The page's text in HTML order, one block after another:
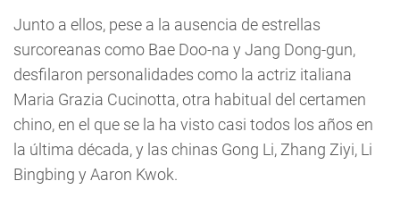
Junto a ellos, pese a la ausencia de estrellas
surcoreanas como Bae Doo-na y Jang Dong-gun,
desfilaron personalidades como la actriz italiana
Maria Grazia Cucinotta, otra habitual del certamen
chino, en el que se la ha visto casi todos los años en
la última década, y las chinas Gong Li, Zhang Ziyi, Li
Bingbing y Aaron Kwok.